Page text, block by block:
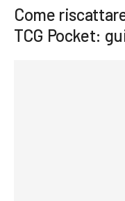
Come
TCG Pocket: